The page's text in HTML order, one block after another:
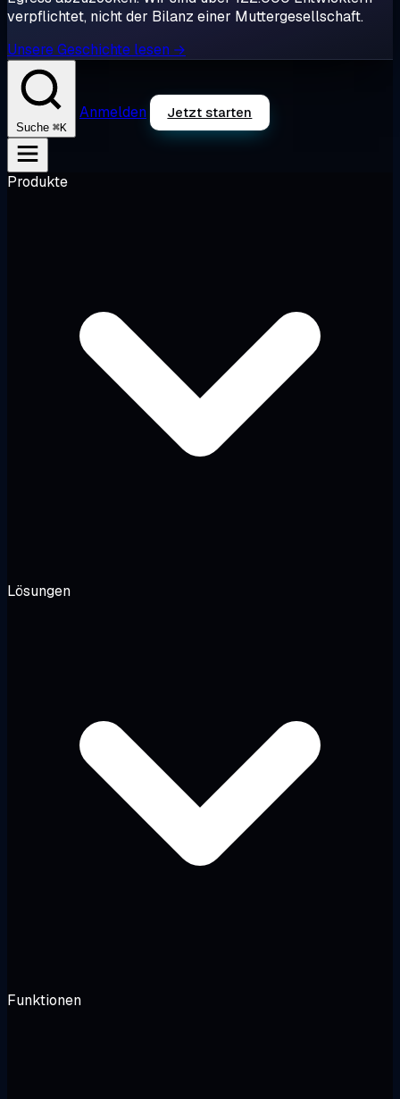
verpflichtet, nicht der Bilanz einer Muttergesellschaft.
Unsere Geschichte lesen →
Suche ⌘K
Anmelden Jetzt starten
Produkte
Lösungen
Funktionen